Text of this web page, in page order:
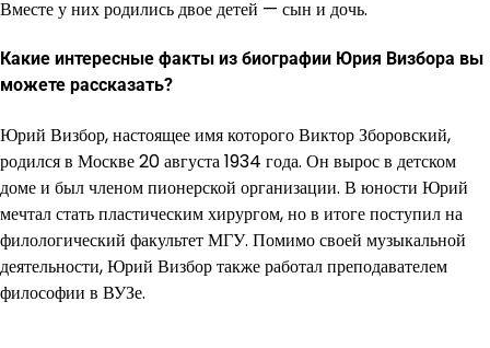
Вместе у них родились двое детей — сын и дочь.
Какие интересные факты из биографии Юрия Визбора вы
можете рассказать?
Юрий Визбор, настоящее имя которого Виктор Зборовский,
родился в Москве 20 августа 1934 года. Он вырос в детском
доме и был членом пионерской организации. В юности Юрий
мечтал стать пластическим хирургом, но в итоге поступил на
филологический факультет МГУ. Помимо своей музыкальной
деятельности, Юрий Визбор также работал преподавателем
философии в ВУЗе.